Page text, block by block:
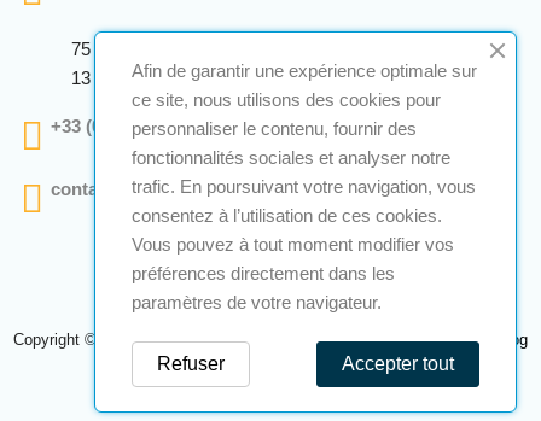
75 Avenue Marcellin Berthelot Anthelios Bâtiment E
13 290 Aix En Provence
+33 (0)4 12 28 00 69
contact@a2s-atex.com
Copyright © 2026 A2S Atex. Tous droits réservés. Une réalisationNavilog
Afin de garantir une expérience optimale sur
ce site, nous utilisons des cookies pour
personnaliser le contenu, fournir des
fonctionnalités sociales et analyser notre
trafic. En poursuivant votre navigation, vous
consentez à l’utilisation de ces cookies.
Vous pouvez à tout moment modifier vos
préférences directement dans les
paramètres de votre navigateur.
Accepter tout
Refuser